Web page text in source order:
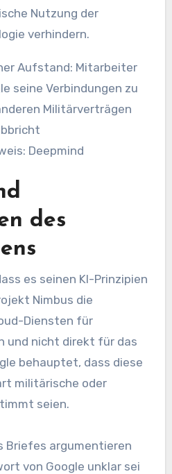
Nutzung der
verhindern.
Deepmind
des
es seinen KI-Prinzipien
Nimbus die
Diensten für
und nicht direkt für das
behauptet, dass diese
militärische oder
seien.
Briefes argumentieren
von Google unklar sei